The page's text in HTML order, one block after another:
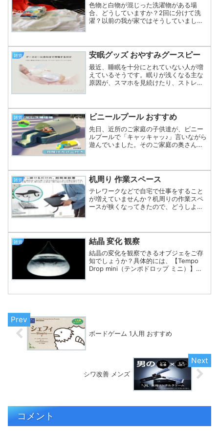
色物と白物が混じった洗濯物がある場
合、どうしていますか？2回に分けて洗
濯？以前の我が家ではそうしていまし
の後、洗濯物の色移り防...
雑貨 安眠グッズ おやすみグースピー
最近、睡眠を十分にとれていない人が増
えているそうです。眠りが浅くなる主な
原因が、スマホを見続けたり、ストレス
ルドの「おやすみグースピ...
雑貨 ビニールプール おすすめ
先日、近所のご家庭の子供達が、ビニー
ルプールで「キャッキャッ♪」言いながら
遊んでいました。そのご家庭の奥さんも
が？その公共プールへ子...
雑貨 机周り 作業スペース
テレワークなどで自宅で仕事をすること
が増えていませんか？机周りの作業スペ
ースが狭くなってきたので、どうしよう
他の方法を検討してみまし...
雑貨 結晶 変化 観察
結晶の変化を観察できるオブジェをご存
知でしょうか？具体的には、【Tempo
Drop mini（テンポドロップ ミニ）】と
ボードゲーム 1人用 おすすめ
シワ改善 メンズ
コメント